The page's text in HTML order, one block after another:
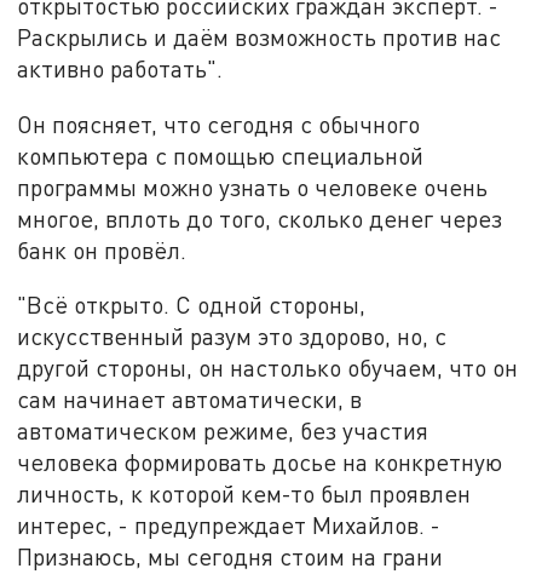
Раскрылись и даём возможность против нас
активно работать".
Он поясняет, что сегодня с обычного
компьютера с помощью специальной
программы можно узнать о человеке очень
многое, вплоть до того, сколько денег через
банк он провёл.
"Всё открыто. С одной стороны,
искусственный разум это здорово, но, с
другой стороны, он настолько обучаем, что он
сам начинает автоматически, в
автоматическом режиме, без участия
человека формировать досье на конкретную
личность, к которой кем-то был проявлен
интерес, - предупреждает Михайлов. -
Признаюсь, мы сегодня стоим на грани